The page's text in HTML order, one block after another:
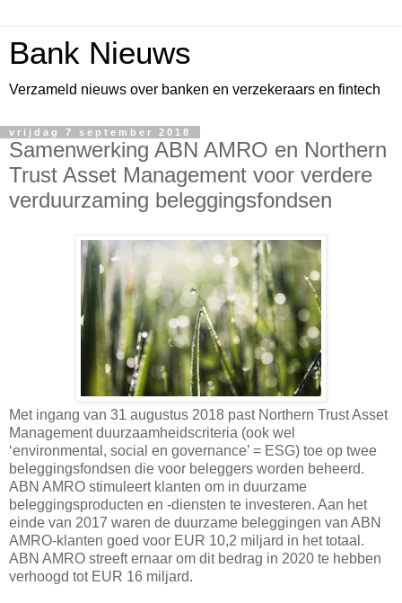
Bank Nieuws
Verzameld nieuws over banken en verzekeraars en fintech
vrijdag 7 september 2018
Samenwerking ABN AMRO en Northern
Trust Asset Management voor verdere
verduurzaming beleggingsfondsen
Met ingang van 31 augustus 2018 past Northern Trust Asset
Management duurzaamheidscriteria (ook wel
‘environmental, social en governance’ = ESG) toe op twee
beleggingsfondsen die voor beleggers worden beheerd.
ABN AMRO stimuleert klanten om in duurzame
beleggingsproducten en -diensten te investeren. Aan het
einde van 2017 waren de duurzame beleggingen van ABN
AMRO-klanten goed voor EUR 10,2 miljard in het totaal.
ABN AMRO streeft ernaar om dit bedrag in 2020 te hebben
verhoogd tot EUR 16 miljard.